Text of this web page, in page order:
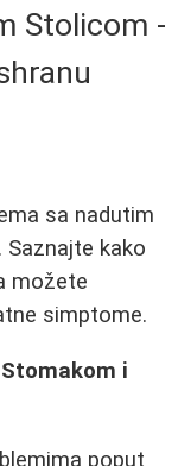
Stolicom -
sa nadutim
kako
možete
simptome.
i
poput